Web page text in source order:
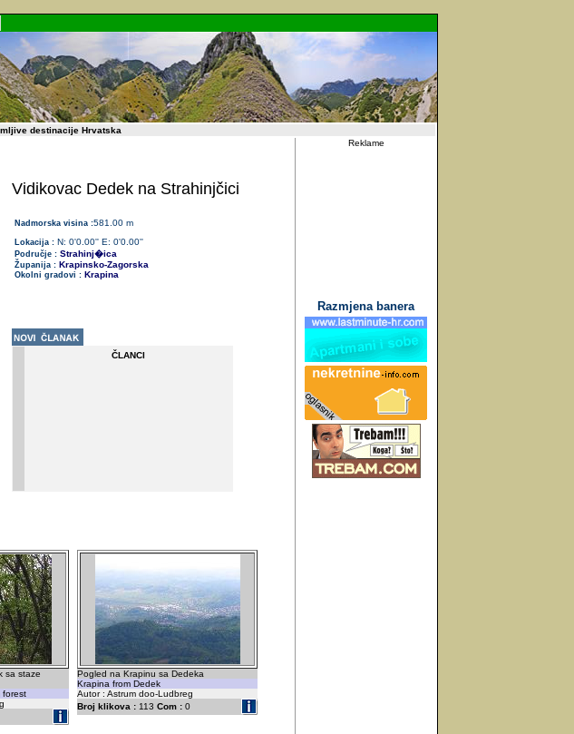
destinacije Hrvatska
Vidikovac Dedek na Strahinjčici
Nadmorska visina :581.00 m
Lokacija : N: 0'0.00'' E: 0'0.00''
Područje :Strahinj�ica
Županija : Krapinsko-Zagorska
Okolni gradovi : Krapina
ČLANCI
sa staze
forest
Pogled na Krapinu sa Dedeka
Krapina from Dedek
Autor : Astrum doo-Ludbreg
Broj klikova : 113 Com : 0
Reklame
Razmjena banera